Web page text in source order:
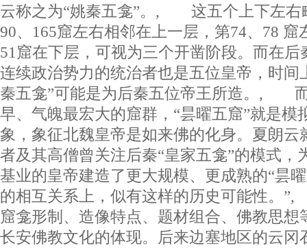
云称之为“姚秦五龛”。, 这五个上下左右
90、165窟左右相邻在上一层，第74、78 窟
51窟在下层，可视为三个开凿阶段。而在
连续政治势力的统治者也是五位皇帝，时间
秦五龛”可能是为后秦五位帝王所造。,
早、气魄最宏大的窟群，“昙曜五窟”就是模
象，象征北魏皇帝是如来佛的化身。夏朗云
者及其高僧曾关注后秦“皇家五龛”的模式，
基业的皇帝建造了更大规模、更成熟的“昙
的相互关系上，似有这样的历史可能性
窟龛形制、造像特点、题材组合、佛教思想
长安佛教文化的体现。后来边塞地区的云冈